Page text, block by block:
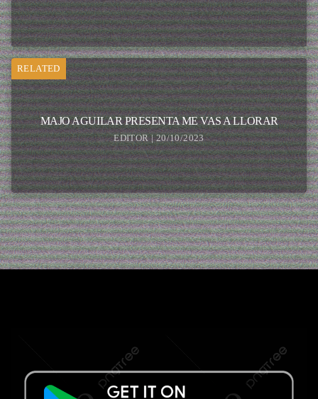
RELATED
MAJO AGUILAR PRESENTA ME VAS A LLORAR
EDITOR | 20/10/2023